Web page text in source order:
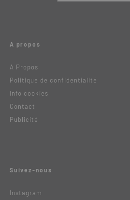
A propos
A Propos
Politique de confidentialité
Info cookies
Contact
Publicité
Suivez-nous
Instagram